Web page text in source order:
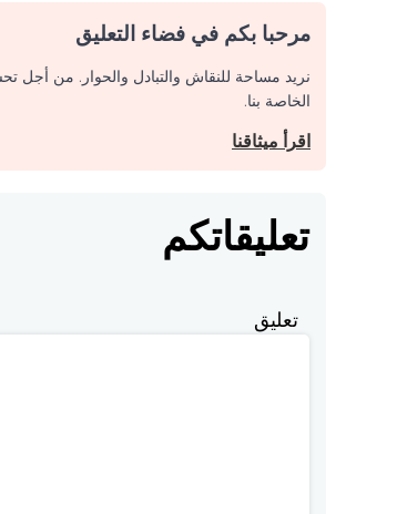
مرحبا بكم في فضاء التعليق
نريد مساحة للنقاش والتبادل والحوار. من أجل
الخاصة بنا.
اقرأ ميثاقنا
تعليقاتكم
تعليق